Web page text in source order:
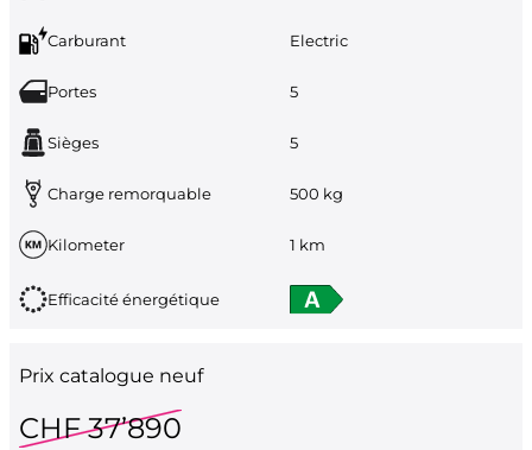
Carburant Electric
Portes 5
Sièges 5
Charge remorquable 500 kg
Kilometer 1 km
Efficacité énergétique
Prix catalogue neuf
CHF 37’890